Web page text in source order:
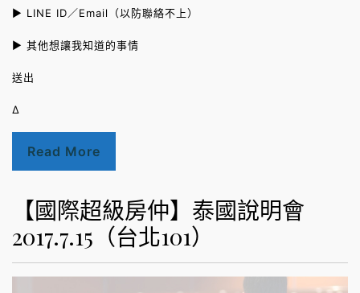
► LINE ID／Email（以防聯絡不上）
► 其他想讓我知道的事情
送出
Δ
Read More
【國際超級房仲】泰國說明會
2017.7.15（台北101）